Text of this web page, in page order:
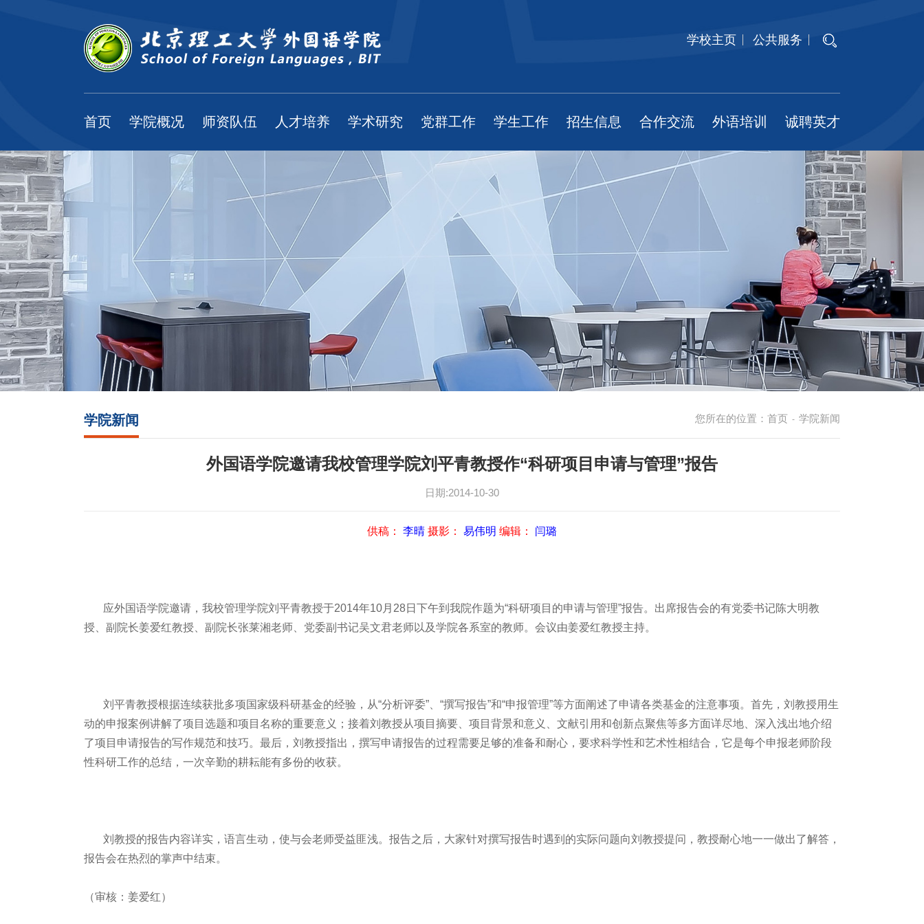
学校主页 公共服务
首页 学院概况 师资队伍 人才培养 学术研究 党群工作 学生工作 招生信息 合作交流 外语培训 诚聘英才
您所在的位置： 首页 - 学院新闻
学院新闻
外国语学院邀请我校管理学院刘平青教授作“科研项目申请与管理”报告
日期:2014-10-30
供稿： 李晴 摄影： 易伟明 编辑： 闫璐
应外国语学院邀请，我校管理学院刘平青教授于2014年10月28日下午到我院作题为“科研项目的申请与管理”报告。出席报告会的有党委书记陈大明教
授、副院长姜爱红教授、副院长张莱湘老师、党委副书记吴文君老师以及学院各系室的教师。会议由姜爱红教授主持。
刘平青教授根据连续获批多项国家级科研基金的经验，从“分析评委”、“撰写报告”和“申报管理”等方面阐述了申请各类基金的注意事项。首先，刘教授用生
动的申报案例讲解了项目选题和项目名称的重要意义；接着刘教授从项目摘要、项目背景和意义、文献引用和创新点聚焦等多方面详尽地、深入浅出地介绍
了项目申请报告的写作规范和技巧。最后，刘教授指出，撰写申请报告的过程需要足够的准备和耐心，要求科学性和艺术性相结合，它是每个申报老师阶段
性科研工作的总结，一次辛勤的耕耘能有多份的收获。
刘教授的报告内容详实，语言生动，使与会老师受益匪浅。报告之后，大家针对撰写报告时遇到的实际问题向刘教授提问，教授耐心地一一做出了解答，
报告会在热烈的掌声中结束。
（审核：姜爱红）